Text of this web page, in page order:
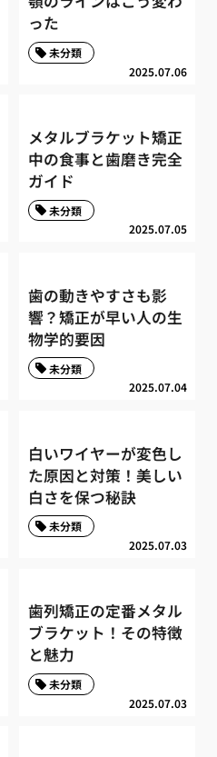
った
2025.07.06
未分類
メタルブラケット矯正
中の食事と歯磨き完全
ガイド
2025.07.05
未分類
歯の動きやすさも影
響？矯正が早い人の生
物学的要因
2025.07.04
未分類
白いワイヤーが変色し
た原因と対策！美しい
白さを保つ秘訣
2025.07.03
未分類
歯列矯正の定番メタル
ブラケット！その特徴
と魅力
2025.07.03
未分類